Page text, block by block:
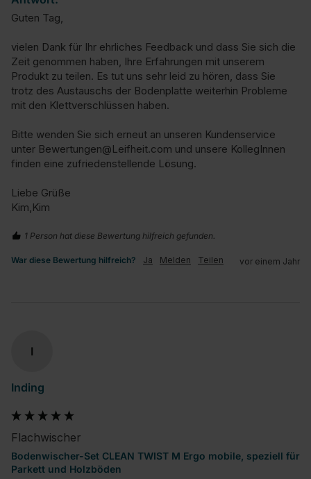
Guten Tag,
vielen Dank für Ihr ehrliches Feedback und dass Sie sich die
Zeit genommen haben, Ihre Erfahrungen mit unserem
Produkt zu teilen. Es tut uns sehr leid zu hören, dass Sie
trotz des Austauschs der Bodenplatte weiterhin Probleme
mit den Klettverschlüssen haben.
Bitte wenden Sie sich erneut an unseren Kundenservice
unter Bewertungen@Leifheit.com und unsere KollegInnen
finden eine zufriedenstellende Lösung.
Liebe Grüße
Kim,Kim
1 Person hat diese Bewertung hilfreich gefunden.
War diese Bewertung hilfreich? Ja Melden Teilen vor einem Jahr
I
Inding
Flachwischer
Bodenwischer-Set CLEAN TWIST M Ergo mobile, speziell für
Parkett und Holzböden